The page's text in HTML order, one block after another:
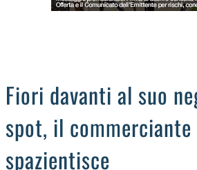
Fiori davanti al suo
spot, il commerciante
spazientisce